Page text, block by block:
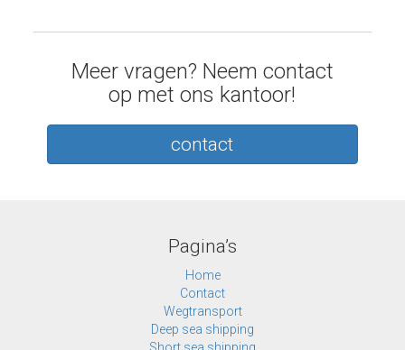
Meer vragen? Neem contact
op met ons kantoor!
contact
Pagina’s
Home
Contact
Wegtransport
Deep sea shipping